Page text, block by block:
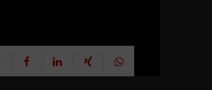
tweet mitteilen